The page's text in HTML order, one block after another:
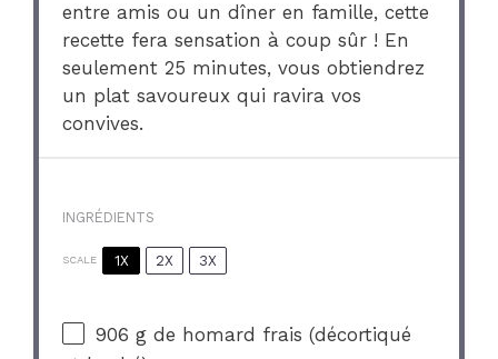
entre amis ou un dîner en famille, cette
recette fera sensation à coup sûr ! En
seulement 25 minutes, vous obtiendrez
un plat savoureux qui ravira vos
convives.
INGRÉDIENTS
SCALE 1X 2X 3X
906 g de homard frais (décortiqué